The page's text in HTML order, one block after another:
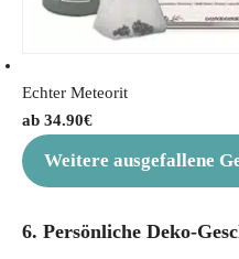
Echter Meteorit
34.90€
Weitere ausgefallene
6. Persönliche Deko-